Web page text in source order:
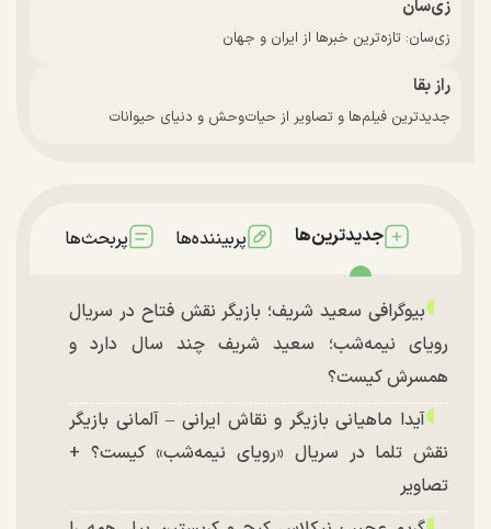
زی‌سان
زی‌سان: تازه‌ترین خبرها از ایران و جهان
راز بقا
جدیدترین فیلم‌ها و تصاویر از حیات‌وحش و دنیای حیوانات
جدیدترین‌ها پربیننده‌ها پربحث‌ها
بیوگرافی سعید شریف؛ بازیگر نقش فتاح در سریال
رویای نیمه‌شب؛ سعید شریف چند سال دارد و
همسرش کیست؟
آیدا ماهیانی بازیگر و نقاش ایرانی – آلمانی بازیگر
نقش تلما در سریال «رویای نیمه‌شب» کیست؟ +
تصاویر